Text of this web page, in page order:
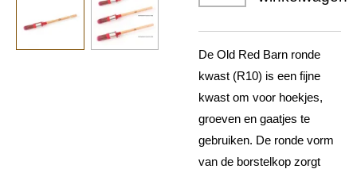
De Old Red Barn ronde
kwast (R10) is een fijne
kwast om voor hoekjes,
groeven en gaatjes te
gebruiken. De ronde vorm
van de borstelkop zorgt